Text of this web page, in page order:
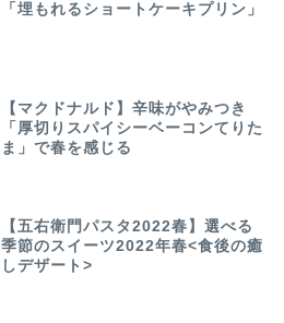
「埋もれるショートケーキプリン」
【マクドナルド】辛味がやみつき
「厚切りスパイシーベーコンてりた
ま」で春を感じる
【五右衛門パスタ2022春】選べる
季節のスイーツ2022年春<食後の癒
しデザート>